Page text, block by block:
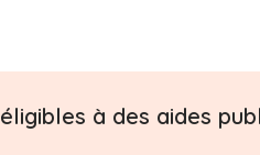
à des aides